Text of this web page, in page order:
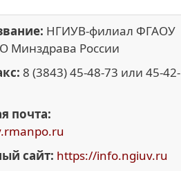
НГИУВ-филиал ФГАОУ
России
8 (3843) 45-48-73 или 45-42-
почта:
сайт: https://info.ngiuv.ru